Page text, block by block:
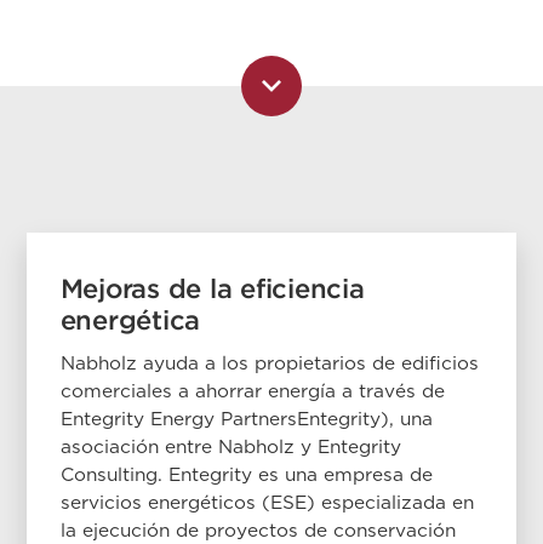
Mejoras de la eficiencia
energética
Nabholz ayuda a los propietarios de edificios
comerciales a ahorrar energía a través de
Entegrity Energy PartnersEntegrity), una
asociación entre Nabholz y Entegrity
Consulting. Entegrity es una empresa de
servicios energéticos (ESE) especializada en
la ejecución de proyectos de conservación